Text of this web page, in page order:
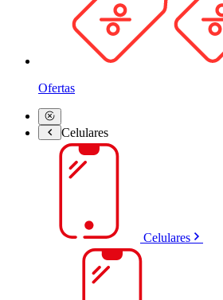
Ofertas
Celulares
Celulares